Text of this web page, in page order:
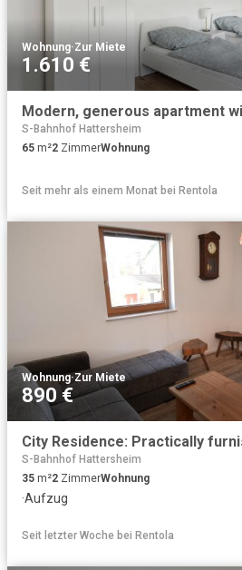
Wohnung·Zur Miete
1.610 €
S-Bahnhof Hattersheim
65 m²2 ZimmerWohnung
Seit mehr als einem Monat bei Rentola
Wohnung·Zur Miete
890 €
S-Bahnhof Hattersheim
35 m²2 ZimmerWohnung
·Aufzug
Seit letzter Woche bei Rentola